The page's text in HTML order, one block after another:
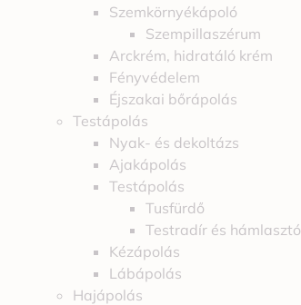
Szemkörnyékápoló
Szempillaszérum
Arckrém, hidratáló krém
Fényvédelem
Éjszakai bőrápolás
Testápolás
Nyak- és dekoltázs
Ajakápolás
Testápolás
Tusfürdő
Testradír és hámlasztó
Kézápolás
Lábápolás
Hajápolás